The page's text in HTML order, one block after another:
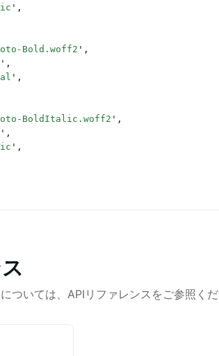
' ,
Bold.woff2 ' ,
' ,
' ,
BoldItalic.woff2 ' ,
' ,
' ,
ついては、APIリファレンスをご参照く